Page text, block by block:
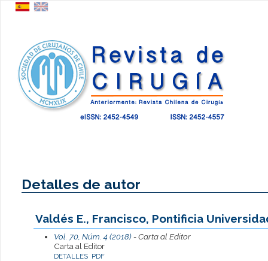
Detalles de autor
Valdés E., Francisco, Pontificia
Vol. 70, Núm. 4 (2018)- Carta al Editor
Carta al Editor
DETALLES PDF